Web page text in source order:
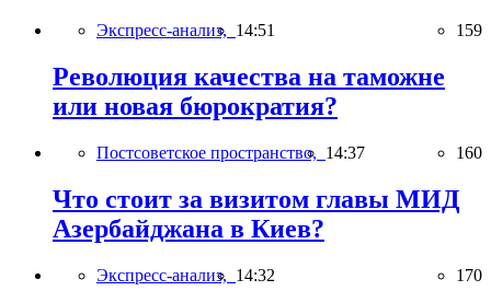
Экспресс-анализ, 14:51 159
Революция качества на таможне
или новая бюрократия?
Постсоветское пространство, 14:37 160
Что стоит за визитом главы МИД
Азербайджана в Киев?
Экспресс-анализ, 14:32 170